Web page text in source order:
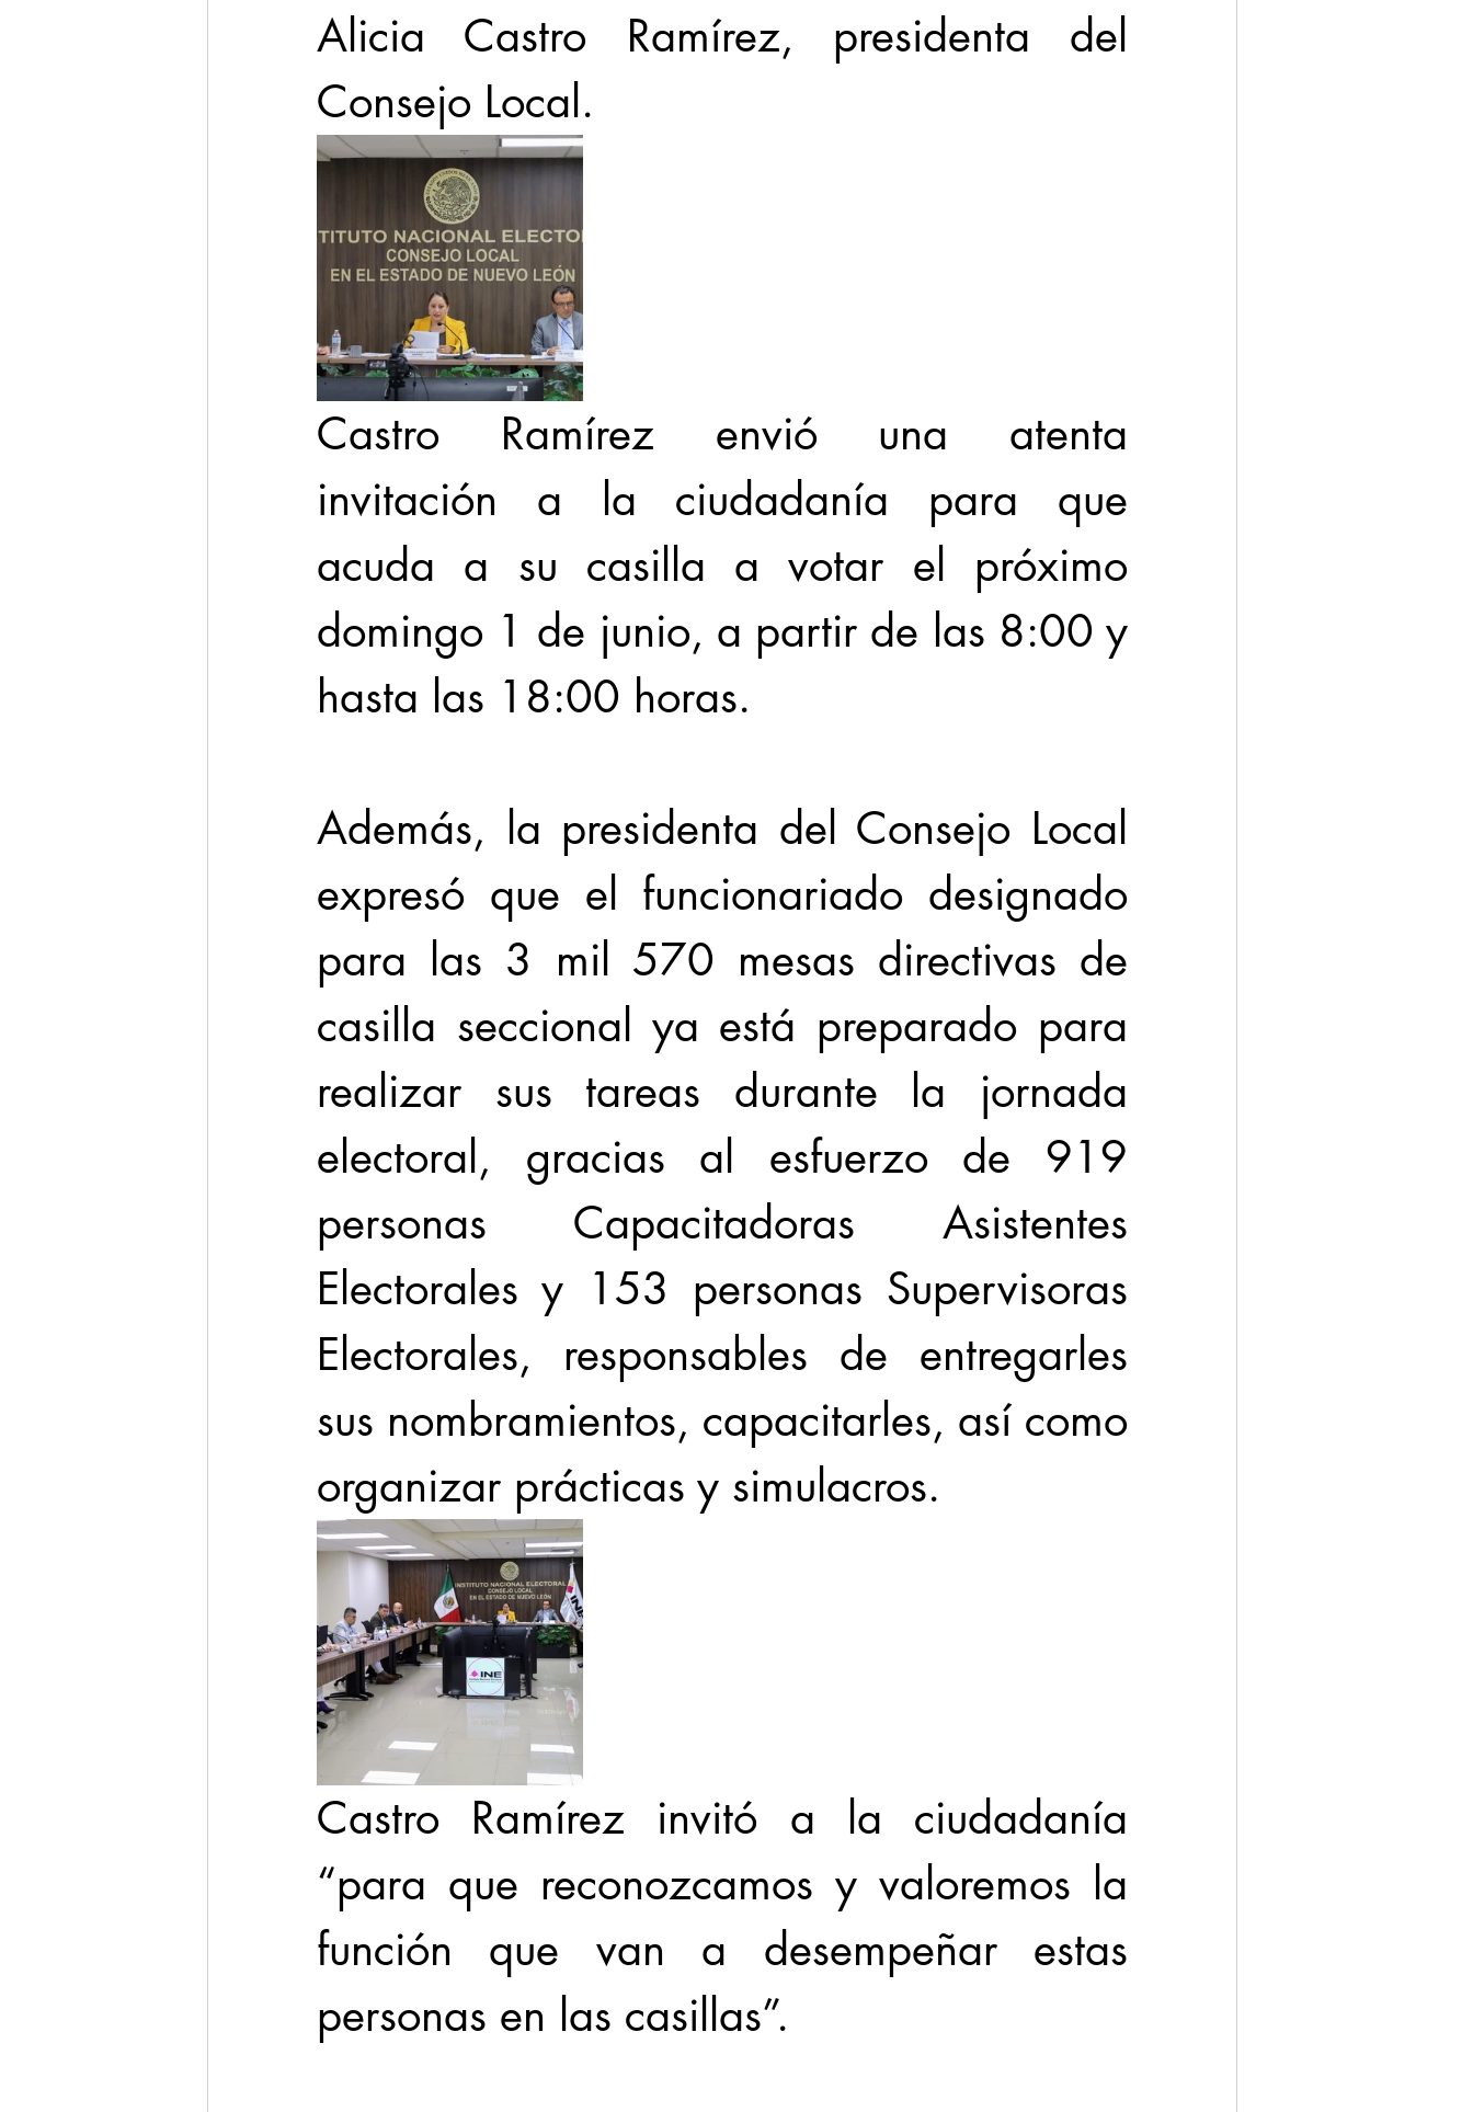
Alicia Castro Ramírez, presidenta del
Consejo Local.
Castro Ramírez envió una atenta
invitación a la ciudadanía para que
acuda a su casilla a votar el próximo
domingo 1 de junio, a partir de las 8:00 y
hasta las 18:00 horas.
Además, la presidenta del Consejo Local
expresó que el funcionariado designado
para las 3 mil 570 mesas directivas de
casilla seccional ya está preparado para
realizar sus tareas durante la jornada
electoral, gracias al esfuerzo de 919
personas Capacitadoras Asistentes
Electorales y 153 personas Supervisoras
Electorales, responsables de entregarles
sus nombramientos, capacitarles, así como
organizar prácticas y simulacros.
Castro Ramírez invitó a la ciudadanía
“para que reconozcamos y valoremos la
función que van a desempeñar estas
personas en las casillas”.